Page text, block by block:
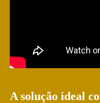
A solução ideal